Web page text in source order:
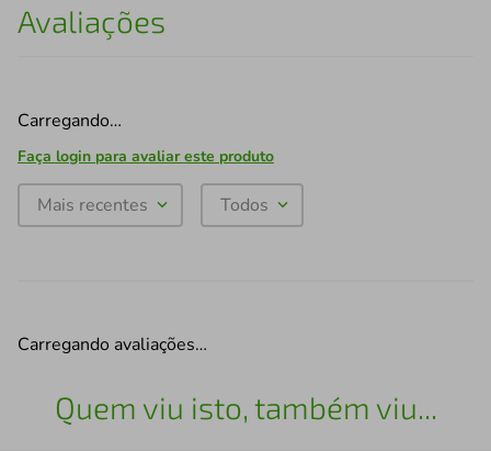
Avaliações
Carregando…
Faça login para avaliar este produto
Mais recentes Todos
Carregando avaliações…
Quem viu isto, também viu...